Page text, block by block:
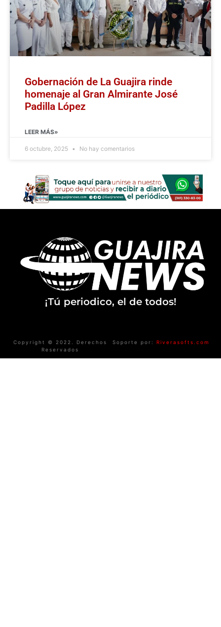
Gobernación de La Guajira rinde
homenaje al Gran Almirante José
Padilla López
LEER MÁS»
6 octubre, 2025 No hay comentarios
¡Tú periodico, el de todos!
Copyright © 2022. Derechos
Reservados
Soporte por: Riverasofts.com